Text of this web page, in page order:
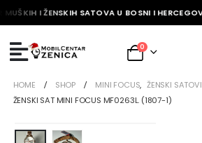
I ŽENSKIH SATOVA U BOSNI I
0
HOME SHOP MINI FOCUS, ŽENSKI SATOVI
ŽENSKI SAT MINI FOCUS MF0263L. (1807-1)